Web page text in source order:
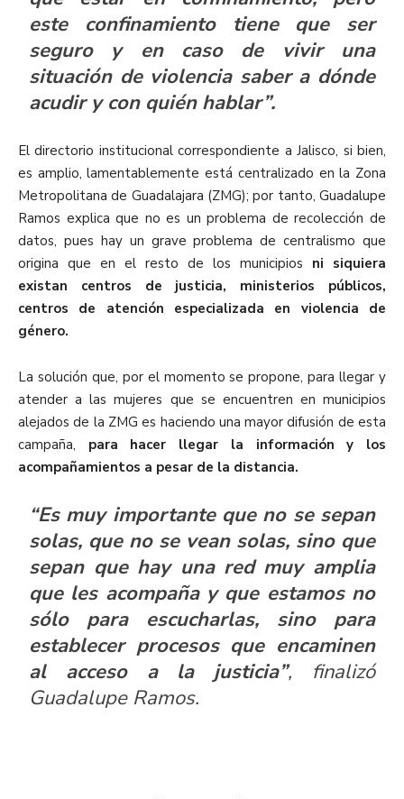
este confinamiento tiene que ser
seguro y en caso de vivir una
situación de violencia saber a dónde
acudir y con quién hablar”.
El directorio institucional correspondiente a Jalisco, si bien,
es amplio, lamentablemente está centralizado en la Zona
Metropolitana de Guadalajara (ZMG); por tanto, Guadalupe
Ramos explica que no es un problema de recolección de
datos, pues hay un grave problema de centralismo que
origina que en el resto de los municipios ni siquiera
existan centros de justicia, ministerios públicos,
centros de atención especializada en violencia de
género.
La solución que, por el momento se propone, para llegar y
atender a las mujeres que se encuentren en municipios
alejados de la ZMG es haciendo una mayor difusión de esta
campaña, para hacer llegar la información y los
acompañamientos a pesar de la distancia.
“Es muy importante que no se sepan
solas, que no se vean solas, sino que
sepan que hay una red muy amplia
que les acompaña y que estamos no
sólo para escucharlas, sino para
establecer procesos que encaminen
al acceso a la justicia”, finalizó
Guadalupe Ramos.